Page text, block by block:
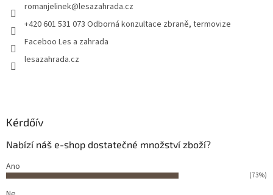
romanjelinek@lesazahrada.cz
+420 601 531 073 Odborná konzultace zbraně, termovize
Faceboo Les a zahrada
lesazahrada.cz
Kérdőív
Nabízí náš e-shop dostatečné množství zboží?
Ano
(73%)